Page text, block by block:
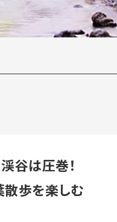
谷は圧巻！
散歩を楽しむ